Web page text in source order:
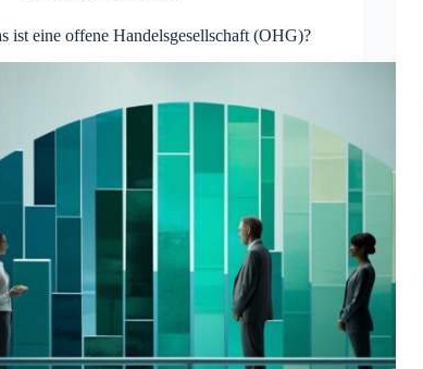
ist eine offene Handelsgesellschaft (OHG)?